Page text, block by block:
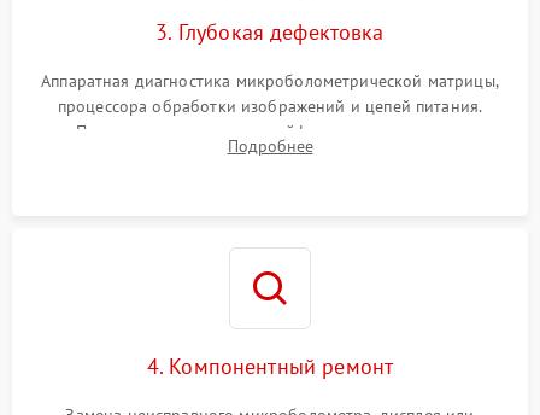
3. Глубокая дефектовка
Аппаратная диагностика микроболометрической матрицы,
процессора обработки изображений и цепей питания.
Проверка целостности шлейфов, модуля памяти и
интерфейсов связи. Выявление сгоревших SMD-компонентов
Подробнее
4. Компонентный ремонт